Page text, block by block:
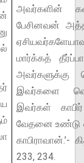
அவர்களின்
பேசினவன்
மார்க்கத்
இவர்களை
இவர்கள்
வேதனை உண்டு
காபிராவான்.’-
233, 234.